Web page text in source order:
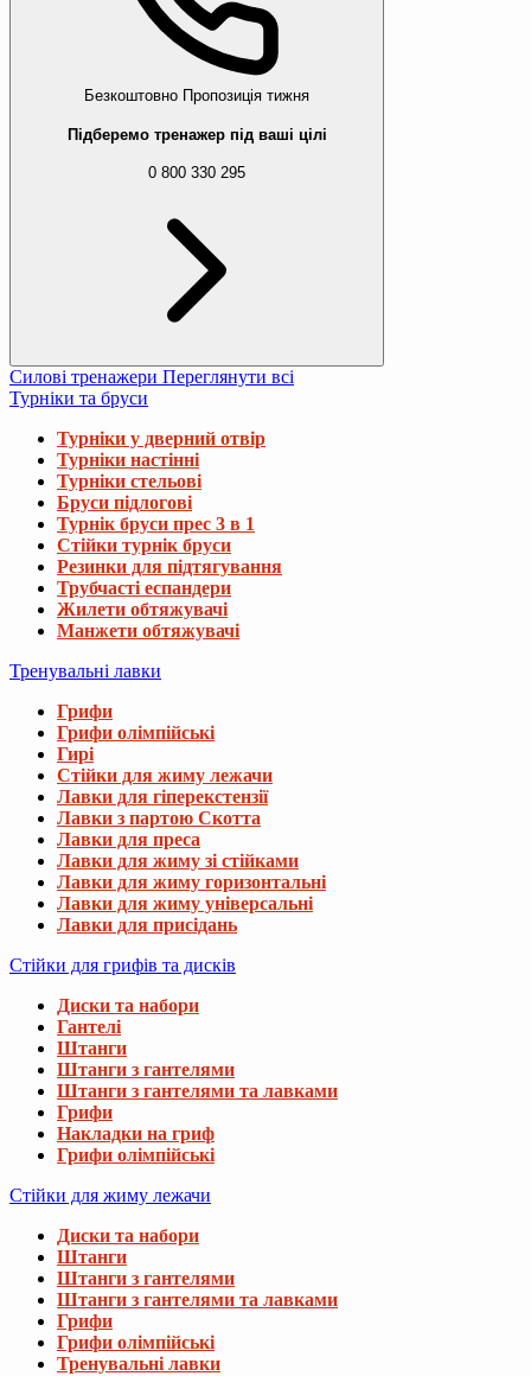
Безкоштовно Пропозиція тижня
Підберемо тренажер під ваші цілі
0 800 330 295
Силові тренажери Переглянути всі
Турніки та бруси
Турніки у дверний отвір
Турніки настінні
Турніки стельові
Бруси підлогові
Турнік бруси прес 3 в 1
Стійки турнік бруси
Резинки для підтягування
Трубчасті еспандери
Жилети обтяжувачі
Манжети обтяжувачі
Тренувальні лавки
Грифи
Грифи олімпійські
Гирі
Стійки для жиму лежачи
Лавки для гіперекстензії
Лавки з партою Скотта
Лавки для преса
Лавки для жиму зі стійками
Лавки для жиму горизонтальні
Лавки для жиму універсальні
Лавки для присідань
Стійки для грифів та дисків
Диски та набори
Гантелі
Штанги
Штанги з гантелями
Штанги з гантелями та лавками
Грифи
Накладки на гриф
Грифи олімпійські
Стійки для жиму лежачи
Диски та набори
Штанги
Штанги з гантелями
Штанги з гантелями та лавками
Грифи
Грифи олімпійські
Тренувальні лавки